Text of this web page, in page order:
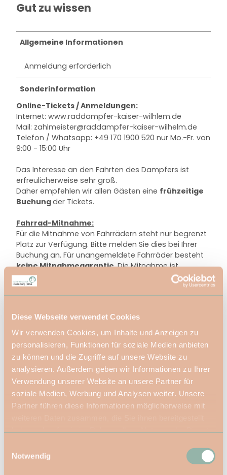
Diese Webseite verwendet Cookies
Wir verwenden Cookies, um Inhalte und Anzeigen zu
personalisieren, Funktionen für soziale Medien anbieten
zu können und die Zugriffe auf unsere Website zu
analysieren. Außerdem geben wir Informationen zu Ihrer
Verwendung unserer Website an unsere Partner für
soziale Medien, Werbung und Analysen weiter. Unsere
Partner führen diese Informationen möglicherweise mit
Notwendig
Gut zu wissen
Allgemeine Informationen
Anmeldung erforderlich
Sonderinformation
Online-Tickets / Anmeldungen:
Internet: www.raddampfer-kaiser-wilhlem.de
Mail: zahlmeister@raddampfer-kaiser-wilhelm.de
Telefon / Whatsapp: +49 170 1900 520 nur Mo.-Fr. von
9:00 - 15:00 Uhr
Das Interesse an den Fahrten des Dampfers ist
erfreulicherweise sehr groß.
Daher empfehlen wir allen Gästen eine frühzeitige
Buchungder Tickets.
Fahrrad-Mitnahme:
Für die Mitnahme von Fahrrädern steht nur begrenzt
Platz zur Verfügung. Bitte melden Sie dies bei Ihrer
Buchung an. Für unangemeldete Fahrräder besteht
keine Mitnahmegarantie.Die Mitnahme ist
kostenlos.
Tagesgericht:
Sa., 15.08. Leberkäse mit Kartoffelsalat 10 €
Eignung
Zielgruppe Jugendliche